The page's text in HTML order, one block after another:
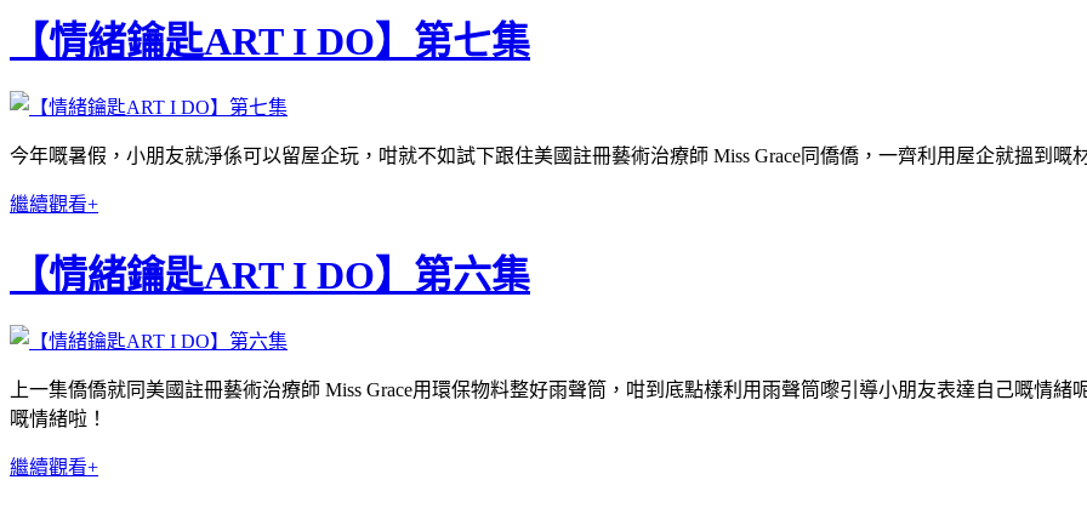
【情緒鑰匙ART I DO】第七集
今年嘅暑假，小朋友就淨係可以留屋企玩，咁就不如試下跟住美國註冊藝術治療師 Miss Grace同僑僑，一齊利用屋企就搵到嘅
繼續觀看+
【情緒鑰匙ART I DO】第六集
上一集僑僑就同美國註冊藝術治療師 Miss Grace用環保物料整好雨聲筒，咁到底點樣利用雨聲筒嚟引導小朋友表達自己嘅情
嘅情緒啦！
繼續觀看+